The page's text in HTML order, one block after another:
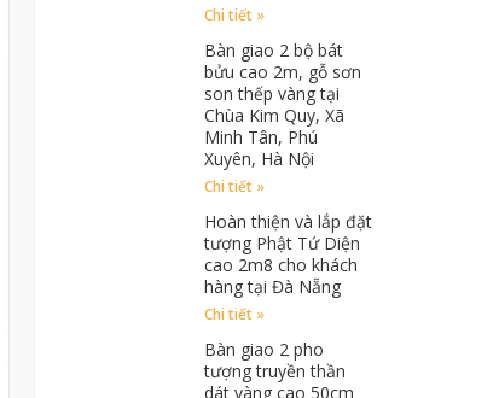
Chi tiết »
Bàn giao 2 bộ bát
bửu cao 2m, gỗ sơn
son thếp vàng tại
Chùa Kim Quy, Xã
Minh Tân, Phú
Xuyên, Hà Nội
Chi tiết »
Hoàn thiện và lắp đặt
tượng Phật Tứ Diện
cao 2m8 cho khách
hàng tại Đà Nẵng
Chi tiết »
Bàn giao 2 pho
tượng truyền thần
dát vàng cao 50cm